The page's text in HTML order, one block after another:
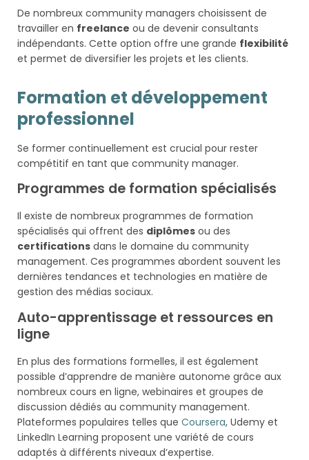
De nombreux community managers choisissent de
travailler en freelance ou de devenir consultants
indépendants. Cette option offre une grande flexibilité
et permet de diversifier les projets et les clients.
Formation et développement
professionnel
Se former continuellement est crucial pour rester
compétitif en tant que community manager.
Programmes de formation spécialisés
Il existe de nombreux programmes de formation
spécialisés qui offrent des diplômes ou des
certifications dans le domaine du community
management. Ces programmes abordent souvent les
dernières tendances et technologies en matière de
gestion des médias sociaux.
Auto-apprentissage et ressources en
ligne
En plus des formations formelles, il est également
possible d’apprendre de manière autonome grâce aux
nombreux cours en ligne, webinaires et groupes de
discussion dédiés au community management.
Plateformes populaires telles que Coursera, Udemy et
LinkedIn Learning proposent une variété de cours
adaptés à différents niveaux d’expertise.